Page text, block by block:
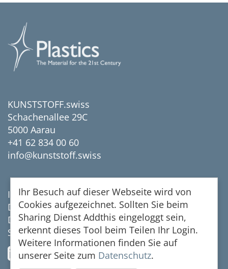
KUNSTSTOFF.swiss
Schachenallee 29C
5000 Aarau
+41 62 834 00 60
info@kunststoff.swiss
Impressum
Datenschutz
Disclaimer
Sitemap
Ihr Besuch auf dieser Webseite wird von
Cookies aufgezeichnet. Sollten Sie beim
Sharing Dienst Addthis eingeloggt sein,
erkennt dieses Tool beim Teilen Ihr Login.
Weitere Informationen finden Sie auf
unserer Seite zum Datenschutz.